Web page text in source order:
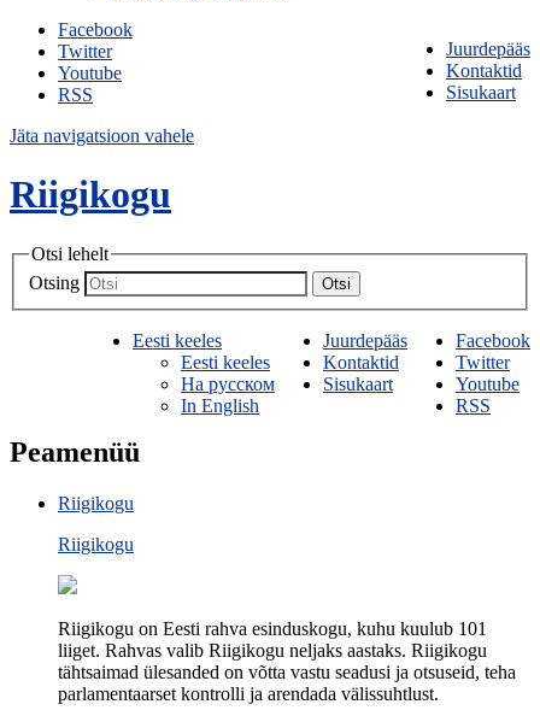
Juurdepääs
Kontaktid
Sisukaart
Facebook
Twitter
Youtube
RSS
Jäta navigatsioon vahele
Riigikogu
Otsi lehelt
Otsing
Otsi
Facebook
Twitter
Youtube
RSS
Juurdepääs
Kontaktid
Sisukaart
Eesti keeles
Eesti keeles
На русском
In English
Peamenüü
Riigikogu
Riigikogu
Riigikogu on Eesti rahva esinduskogu, kuhu kuulub 101
liiget. Rahvas valib Riigikogu neljaks aastaks. Riigikogu
tähtsaimad ülesanded on võtta vastu seadusi ja otsuseid, teha
parlamentaarset kontrolli ja arendada välissuhtlust.